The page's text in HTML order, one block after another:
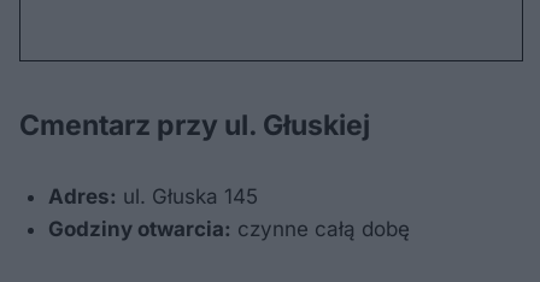
Cmentarz przy ul. Głuskiej
Adres: ul. Głuska 145
Godziny otwarcia: czynne całą dobę